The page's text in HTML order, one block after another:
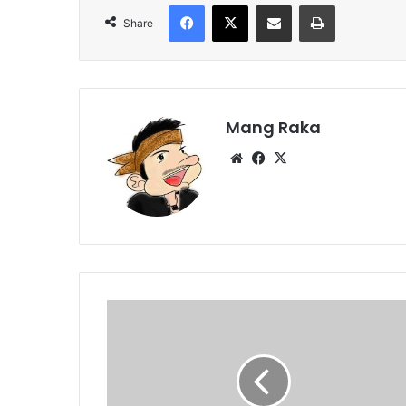
Share
Facebook
X Share via Email Print
Mang Raka
WebsiteFacebook